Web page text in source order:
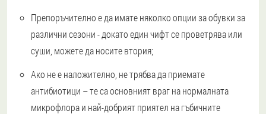
Препоръчително е да имате няколко опции за обувки за
различни сезони - докато един чифт се проветрява или
суши, можете да носите втория;
Ако не е наложително, не трябва да приемате
антибиотици – те са основният враг на нормалната
микрофлора и най-добрият приятел на гъбичните